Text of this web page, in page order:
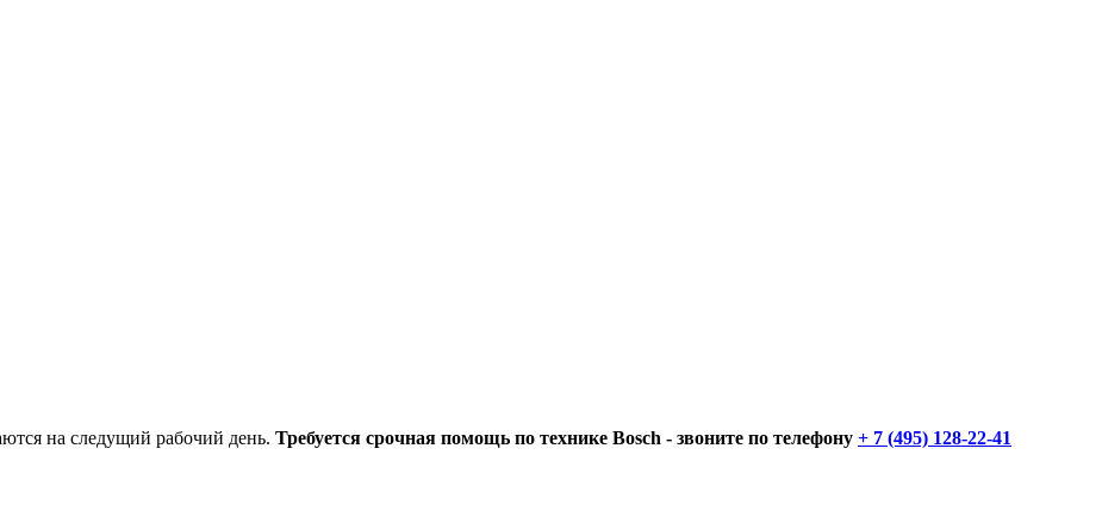
на следущий рабочий день. Требуется срочная помощь по технике Bosch - звоните по телефону + 7 (495) 128-22-41